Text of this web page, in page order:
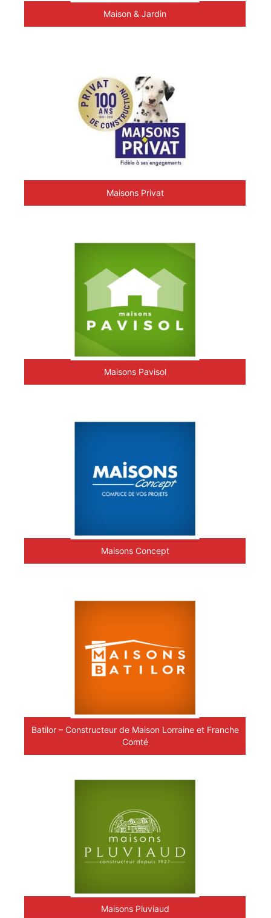
Maison & Jardin
Maisons Privat
Maisons Pavisol
Maisons Concept
Batilor – Constructeur de Maison Lorraine et Franche
Comté
Maisons Pluviaud